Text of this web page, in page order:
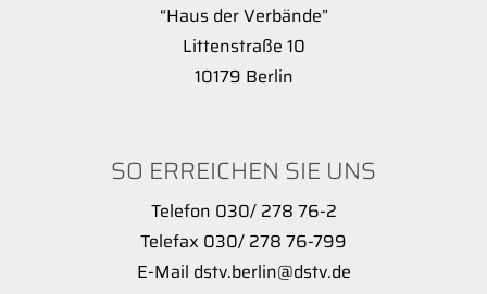
“Haus der Verbände”
Littenstraße 10
10179 Berlin
SO ERREICHEN SIE UNS
Telefon 030/ 278 76-2
Telefax 030/ 278 76-799
E-Mail dstv.berlin@dstv.de